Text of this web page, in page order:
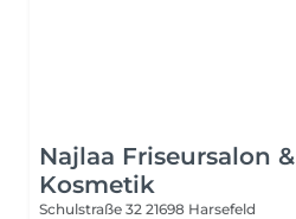
Najlaa Friseursalon &
Kosmetik
Schulstraße 32 21698 Harsefeld